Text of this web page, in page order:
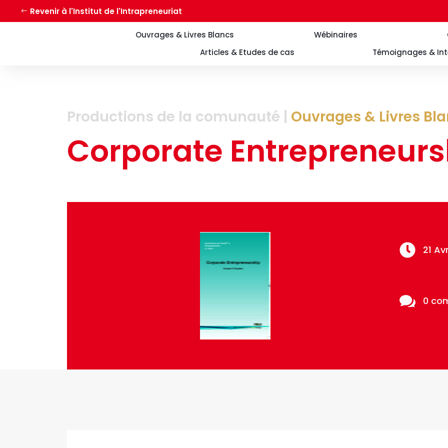
Revenir à l'Institut de l'Intrapreneuriat
Ouvrages & Livres Blancs Wébinaires
Articles & Etudes de cas
Témoignages &
Productions de la comunauté | Ouvrages & Livres
Corporate
 21
 0